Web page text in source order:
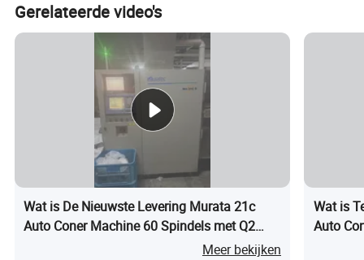
Gerelateerde video's
Wat is De Nieuwste Levering Murata 21c
Auto Coner Machine 60 Spindels met Q2
2009 Jaar in Goede Werkende StaatMeer bekijken
Wat is
Auto